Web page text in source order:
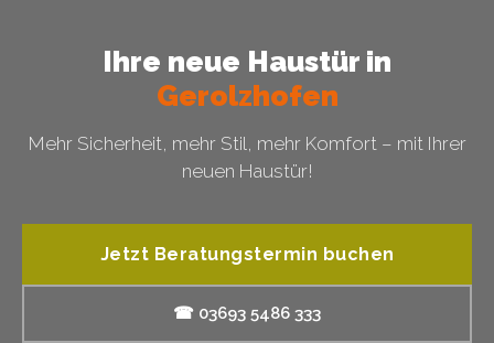
Ihre neue Haustür in
Gerolzhofen
Mehr Sicherheit, mehr Stil, mehr Komfort – mit Ihrer
neuen Haustür!
Jetzt Beratungstermin buchen
☎ 03693 5486 333